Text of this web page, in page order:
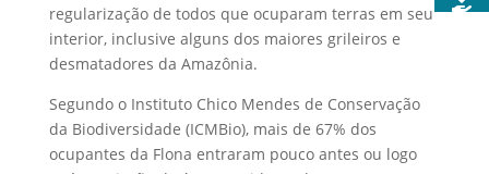
regularização de todos que ocuparam terras em seu
interior, inclusive alguns dos maiores grileiros e
desmatadores da Amazônia.
Segundo o Instituto Chico Mendes de Conservação
da Biodiversidade (ICMBio), mais de 67% dos
ocupantes da Flona entraram pouco antes ou logo